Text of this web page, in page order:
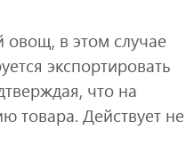
овощ, в этом случае
экспортировать
что на
товара. Действует не